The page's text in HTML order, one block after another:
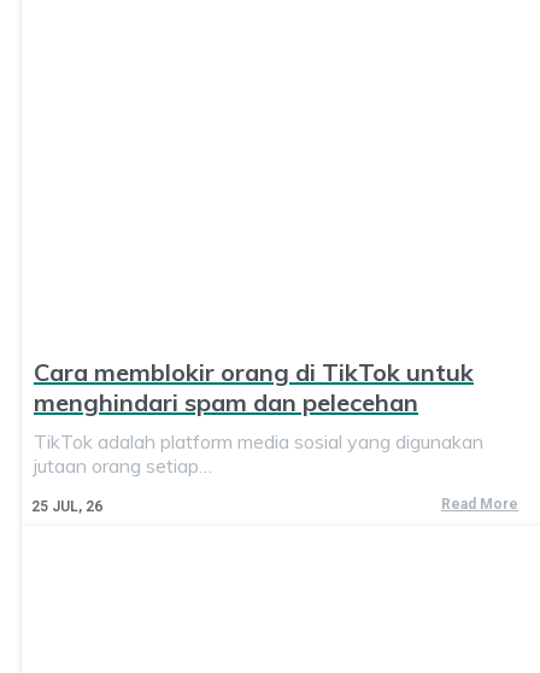
Cara memblokir orang di TikTok untuk
menghindari spam dan pelecehan
25 JUL, 26
TikTok adalah platform media sosial yang digunakan
jutaan orang setiap…
Read More